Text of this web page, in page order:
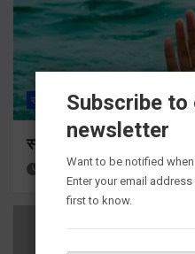
राज्य ALL हरिद्वार
स्नान के दौरान कांवडिया तेज
21 hours ago Viri
Subscribe to
newsletter
Want to be notified
Enter your email
first to know.